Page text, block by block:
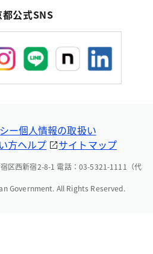
都公式SNS
ー個人情報の取扱い
方ヘルプ サイトマップ
区西新宿2-8-1 電話：03-5321-1111（代
Government. All Rights Reserved.